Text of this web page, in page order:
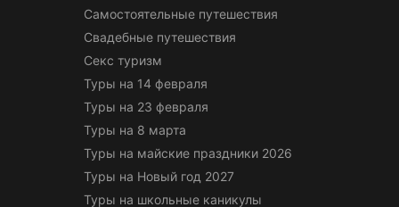
Самостоятельные путешествия
Свадебные путешествия
Секс туризм
Туры на 14 февраля
Туры на 23 февраля
Туры на 8 марта
Туры на майские праздники 2026
Туры на Новый год 2027
Туры на школьные каникулы